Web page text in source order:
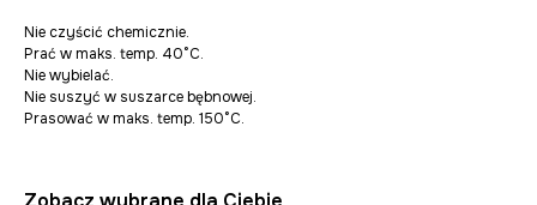
Nie czyścić chemicznie.
Prać w maks. temp. 40°C.
Nie wybielać.
Nie suszyć w suszarce bębnowej.
Prasować w maks. temp. 150°C.